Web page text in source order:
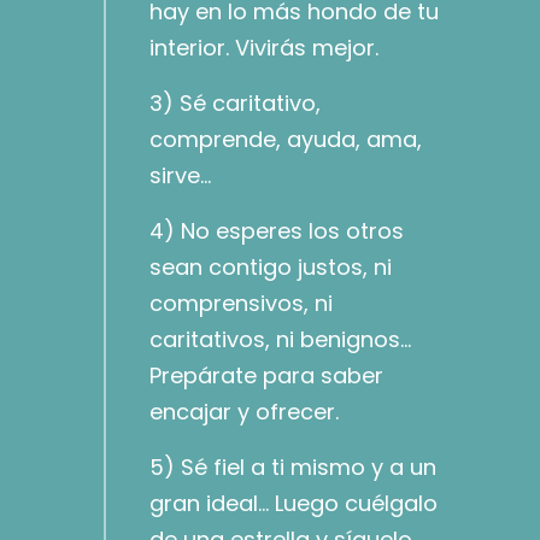
hay en lo más hondo de tu
interior. Vivirás mejor.
3) Sé caritativo,
comprende, ayuda, ama,
sirve…
4) No esperes los otros
sean contigo justos, ni
comprensivos, ni
caritativos, ni benignos…
Prepárate para saber
encajar y ofrecer.
5) Sé fiel a ti mismo y a un
gran ideal… Luego cuélgalo